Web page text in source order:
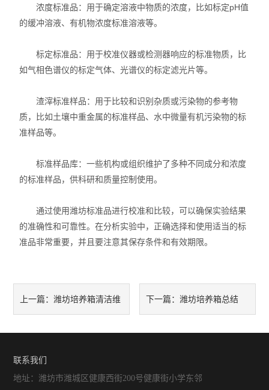
浓度标准品：用于确定溶液中物质的浓度，比如标定pH值
的缓冲溶液、有机物浓度标准溶液等。
标定标准品：用于校准仪器或检测器响应的标准物质，比
如气相色谱仪的标定气体、光谱仪的标定滤光片等。
渣滓标准样品：用于比较和识别杂质或污染物的参考物
质，比如土壤中重金属的标准样品、水中微量有机污染物的标
准样品等。
标准样品库：一些机构或组织维护了多种不同成分和浓度
的标准样品，供科研和质量控制使用。
通过使用潍坊标准品进行校准和比较，可以确保实验结果
的准确性和可靠性。在分析实验中，正确选择和使用适当的标
准品非常重要，并且要注意其保存条件和有效期限。
上一篇：潍坊培养箱清洁维 下一篇： 潍坊培养箱总结
联系我们
地址：潍坊市潍城区健康西街200号健康街小学东邻